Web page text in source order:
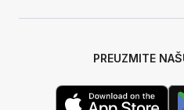
PREUZMITE